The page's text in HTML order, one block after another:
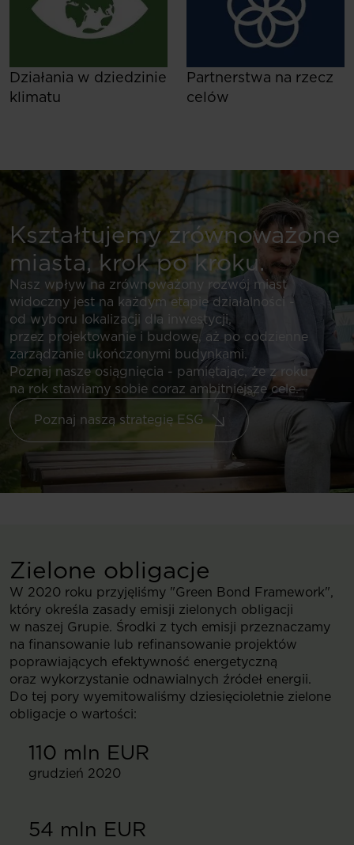
Działania w dziedzinie
klimatu
Partnerstwa na rzecz
celów
Kształtujemy zrównoważone
miasta, krok po kroku.
Nasz wpływ na zrównoważony rozwój miast
widoczny jest na każdym etapie działalności -
od wyboru lokalizacji dla inwestycji,
przez projektowanie i budowę, aż po codzienne
zarządzanie ukończonymi budynkami.
Poznaj nasze osiągnięcia - pamiętając, że z roku
na rok stawiamy sobie coraz ambitniejsze cele.
Poznaj naszą strategię ESG
Zielone obligacje
W 2020 roku przyjęliśmy "Green Bond Framework",
który określa zasady emisji zielonych obligacji
w naszej Grupie. Środki z tych emisji przeznaczamy
na finansowanie lub refinansowanie projektów
poprawiających efektywność energetyczną
oraz wykorzystanie odnawialnych źródeł energii.
Do tej pory wyemitowaliśmy dziesięcioletnie zielone
obligacje o wartości:
110 mln EUR
grudzień 2020
54 mln EUR